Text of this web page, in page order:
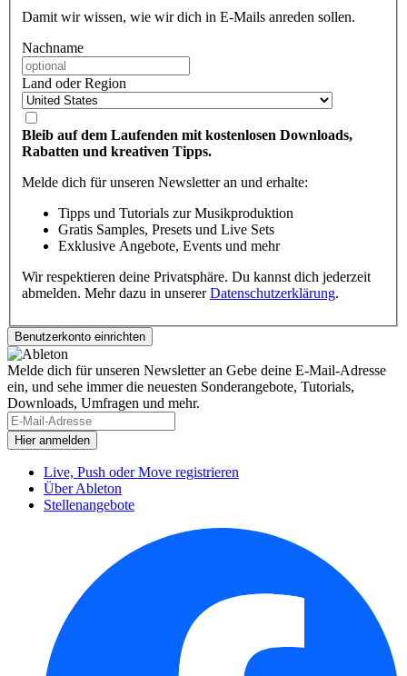
Damit wir wissen, wie wir dich in E-Mails anreden sollen.
Nachname
Land oder Region
Bleib auf dem Laufenden mit kostenlosen Downloads,
Rabatten und kreativen Tipps.
Melde dich für unseren Newsletter an und erhalte:
Tipps und Tutorials zur Musikproduktion
Gratis Samples, Presets und Live Sets
Exklusive Angebote, Events und mehr
Wir respektieren deine Privatsphäre. Du kannst dich jederzeit
abmelden. Mehr dazu in unsererDatenschutzerklärung.
Melde dich für unseren Newsletter an Gebe deine E-Mail-Adresse
ein, und sehe immer die neuesten Sonderangebote, Tutorials,
Downloads, Umfragen und mehr.
Live, Push oder Move registrieren
Über Ableton
Stellenangebote